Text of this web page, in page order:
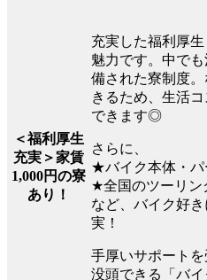
＜福利厚生
充実＞家賃
1,000円の寮
あり！
充実した福利厚
魅力です。中で
備された寮制度
きるため、生活
できます◎
さらに、
★バイク本体・パ
★全国のツーリン
など、バイク好
実！
手厚いサポート
没頭できる「バ